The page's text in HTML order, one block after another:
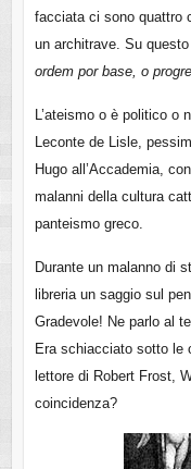
facciata ci sono quattro
un architrave. Su
ordem por base, o
L’ateismo o è politico o
Leconte de Lisle,
Hugo all’Accademia,
malanni della cultura
panteismo greco.
Durante un malanno di
libreria un saggio sul
Gradevole! Ne parlo al
Era schiacciato sotto le
lettore di Robert Frost,
coincidenza?